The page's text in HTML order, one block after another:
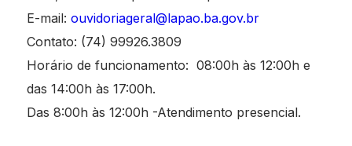
E-mail: ouvidoriageral@lapao.ba.gov.br
Contato: (74) 99926.3809
Horário de funcionamento: 08:00h às 12:00h e
das 14:00h às 17:00h.
Das 8:00h às 12:00h -Atendimento presencial.